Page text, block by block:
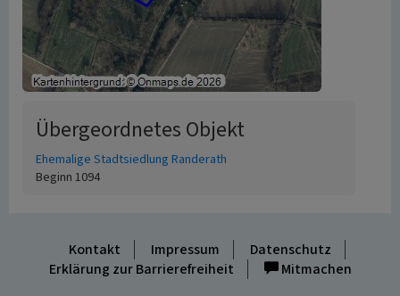
Übergeordnetes Objekt
Ehemalige Stadtsiedlung Randerath
Beginn 1094
Kontakt Impressum
Datenschutz
Erklärung zur Barrierefreiheit
Mitmachen